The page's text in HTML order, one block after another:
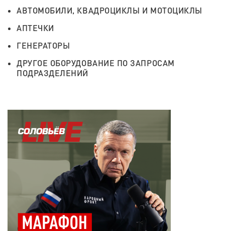
АВТОМОБИЛИ, КВАДРОЦИКЛЫ И МОТОЦИКЛЫ
АПТЕЧКИ
ГЕНЕРАТОРЫ
ДРУГОЕ ОБОРУДОВАНИЕ ПО ЗАПРОСАМ
ПОДРАЗДЕЛЕНИЙ